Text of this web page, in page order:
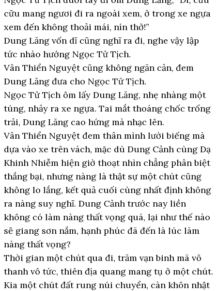
cữu mang ngươi đi ra ngoài xem, ở trong xe ngựa
xem đến không thoải mái, nín thở!”
Dung Lăng vốn dĩ cũng nghĩ ra đi, nghe vậy lập
tức nhào hướng Ngọc Tử Tịch.
Vân Thiển Nguyệt cũng không ngăn cản, đem
Dung Lăng đưa cho Ngọc Tử Tịch.
Ngọc Tử Tịch ôm lấy Dung Lăng, nhẹ nhàng một
túng, nhảy ra xe ngựa. Tai mắt thoáng chốc trống
trải, Dung Lăng cao hứng mà nhạc lên.
Vân Thiển Nguyệt đem thân mình lười biếng mà
dựa vào xe trên vách, mặc dù Dung Cảnh cùng Dạ
Khinh Nhiễm hiện giờ thoạt nhìn chẳng phân biệt
thắng bại, nhưng nàng là thật sự một chút cũng
không lo lắng, kết quả cuối cùng nhất định không
ra nàng suy nghĩ. Dung Cảnh trước nay liền
không có làm nàng thất vọng quá, lại như thế nào
sẽ giang sơn nắm, hạnh phúc đã đến là lúc làm
nàng thất vọng?
Thời gian một chút qua đi, trăm vạn binh mã vô
thanh vô tức, thiên địa quang mang tụ ở một chút.
Kia một chút đất rung núi chuyển, càn khôn nhật